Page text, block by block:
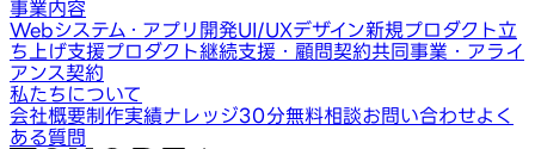
事業内容
Webシステム・アプリ開発UI/UXデザイン新規プロダクト立
ち上げ支援プロダクト継続支援・顧問契約共同事業・アライ
アンス契約
私たちについて
会社概要制作実績ナレッジ30分無料相談お問い合わせよく
ある質問